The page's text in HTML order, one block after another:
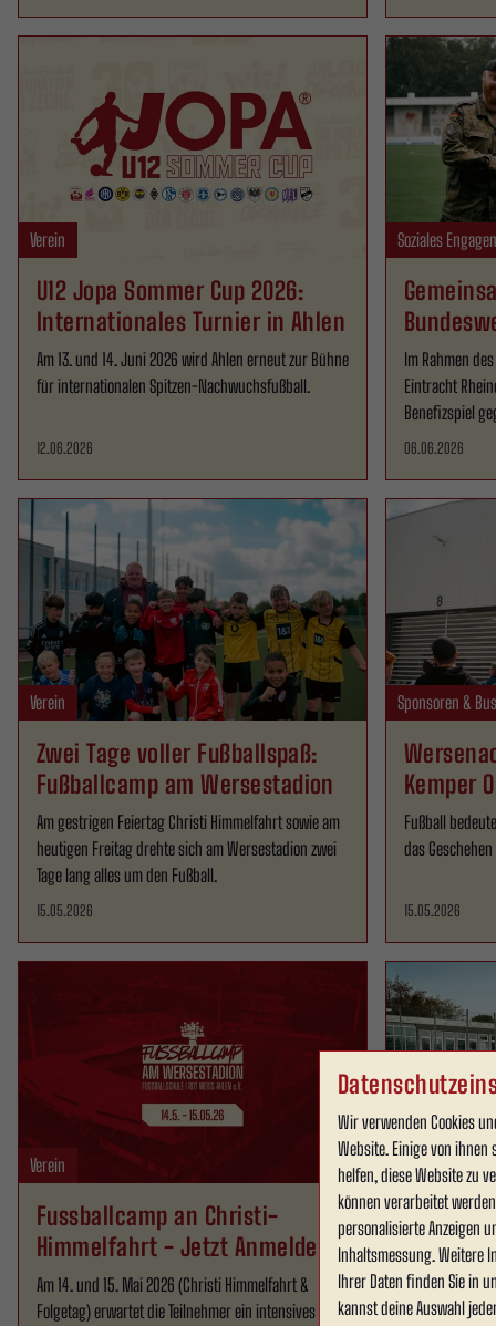
Wir verwenden Cookies
Website. Einige von
helfen, diese Website zu
können verarbeitet
personalisierte Anzeigen
Inhaltsmessung. Weitere
Ihrer Daten finden Sie in
kannst deine Auswahl
Verein
U12 Jopa Sommer Cup 2026:
Internationales Turnier in Ahlen
Am 13. und 14. Juni 2026 wird Ahlen erneut zur Bühne
für internationalen Spitzen-Nachwuchsfußball.
12.06.2026
Soziales
Im Rahmen
Eintracht
Benefizspiel
06.06.2026
Verein
Zwei Tage voller Fußballspaß:
Fußballcamp am Wersestadion
Am gestrigen Feiertag Christi Himmelfahrt sowie am
heutigen Freitag drehte sich am Wersestadion zwei
Tage lang alles um den Fußball.
15.05.2026
Sponsoren &
Kemper
Fußball
das
15.05.2026
Verein
Fussballcamp an Christi-
Himmelfahrt - Jetzt Anmelden
Am 14. und 15. Mai 2026 (Christi Himmelfahrt &
Folgetag) erwartet die Teilnehmer ein intensives und
Verein
im
Am
Ahlen die